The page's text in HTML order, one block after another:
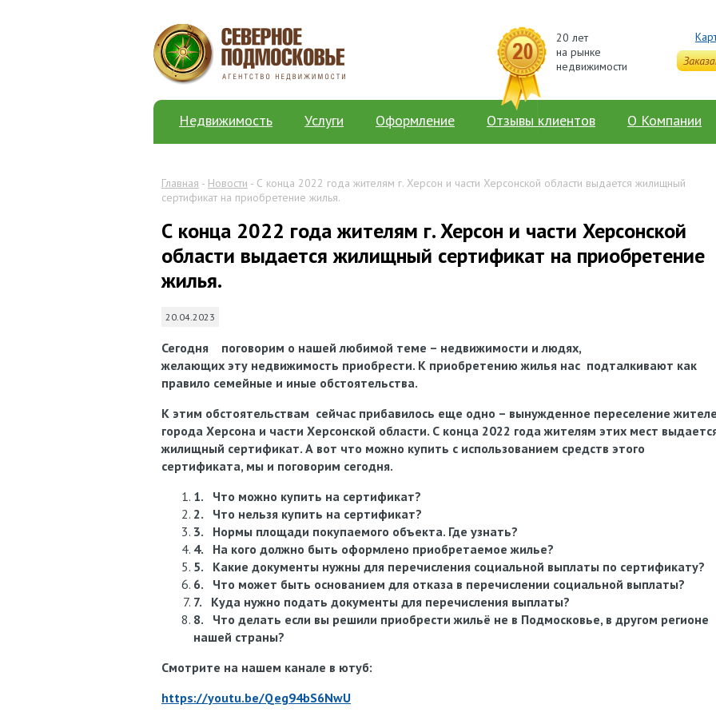
20 лет
на рынке
недвижимости
Недвижимость Услуги Оформление Отзывы клиентов О Компании
Главная - Новости - С конца 2022 года жителям г. Херсон и части Херсонской области выдается жилищный
сертификат на приобретение жилья.
С конца 2022 года жителям г. Херсон и части Херсонской
области выдается жилищный сертификат на приобретение
жилья.
20.04.2023
Сегодня поговорим о нашейлюбимой теме – недвижимости илюдях,
желающих эту недвижимость приобрести. К приобретениюжилья нас подталкивают как
правило семейные и иные обстоятельства.
К этим обстоятельствам сейчас прибавилось еще одно – вынужденное переселение
города Херсона и части Херсонской области. С конца 2022 года жителям этих мест
жилищный сертификат. А вот что можно купить с использованием средств этого
сертификата, мы и поговорим сегодня.
1. Что можно купить на сертификат?
2. Что нельзя купить на сертификат?
3. Нормы площади покупаемого объекта. Где узнать?
4. На кого должно быть оформлено приобретаемое жилье?
5. Какие документы нужны для перечисления социальной выплаты по сертификату?
6. Что может быть основанием для отказа в перечислении социальной выплаты?
7. Куда нужно подать документы для перечисления выплаты?
8. Что делать если вы решили приобрести жильё не в Подмосковье, в другом регионе
нашей страны?
Смотрите на нашем канале в ютуб:
https://youtu.be/Qeg94bS6NwU